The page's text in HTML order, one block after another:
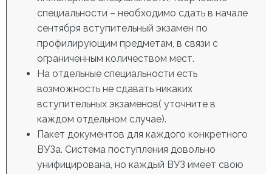
специальности – необходимо сдать в начале
сентября вступительный экзамен по
профилирующим предметам, в связи с
ограниченным количеством мест.
На отдельные специальности есть
возможность не сдавать никаких
вступительных экзаменов( уточните в
каждом отдельном случае).
Пакет документов для каждого конкретного
ВУЗа. Система поступления довольно
унифицирована, но каждый ВУЗ имеет свою